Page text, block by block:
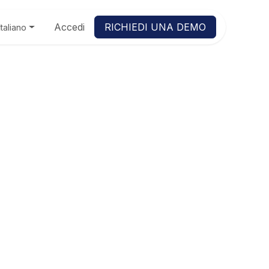
Accedi RICHIEDI UNA DEMO